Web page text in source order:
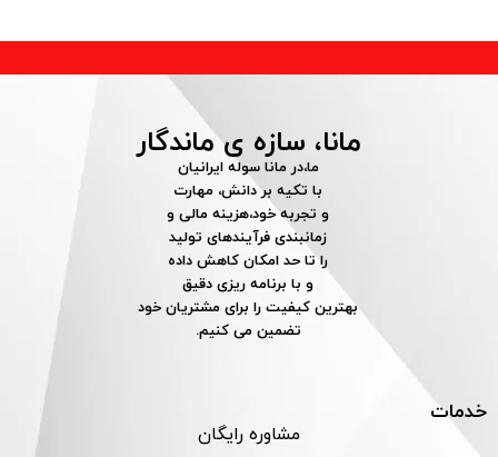
مانا، سازه ی ماندگار
ما،در مانا سوله ایرانیان
با تکیه بر دانش، مهارت
و تجربه خود،هزینه مالی و
زمانبندی فرآیندهای تولید
را تا حد امکان کاهش داده
و با برنامه ریزی دقیق
بهترین کیفیت را برای مشتریان خود
تضمین می کنیم.
خدمات
مشاوره رایگان